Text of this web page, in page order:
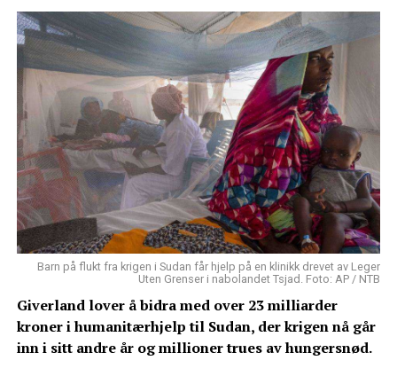
Barn på flukt fra krigen i Sudan får hjelp på en klinikk drevet av Leger
Uten Grenser i nabolandet Tsjad. Foto: AP / NTB
Giverland lover å bidra med over 23 milliarder
kroner i humanitærhjelp til Sudan, der krigen nå går
inn i sitt andre år og millioner trues av hungersnød.